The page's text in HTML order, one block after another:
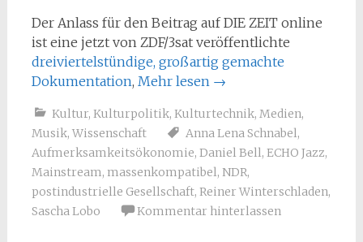
Der Anlass für den Beitrag auf DIE ZEIT online
ist eine jetzt von ZDF/3sat veröffentlichte
dreiviertelstündige, großartig gemachte
Dokumentation, Mehr lesen →
Kultur, Kulturpolitik, Kulturtechnik, Medien,
Musik, Wissenschaft Anna Lena Schnabel,
Aufmerksamkeitsökonomie, Daniel Bell, ECHO Jazz,
Mainstream, massenkompatibel, NDR,
postindustrielle Gesellschaft, Reiner Winterschladen,
Sascha Lobo
Kommentar hinterlassen